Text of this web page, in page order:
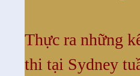
Thực ra những
thi tại Sydney